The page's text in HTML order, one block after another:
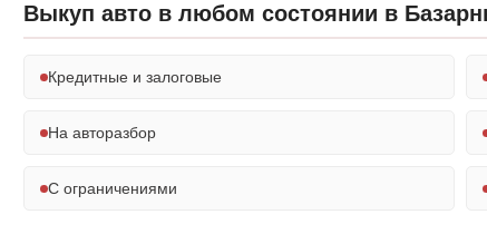
Выкуп авто в любом состоянии в
Кредитные и залоговые
На авторазбор
С ограничениями